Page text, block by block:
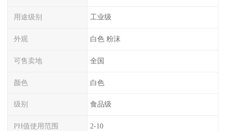
用途级别 工业级
外观 白色 粉沫
可售卖地 全国
颜色 白色
级别 食品级
PH值使用范围 2-10